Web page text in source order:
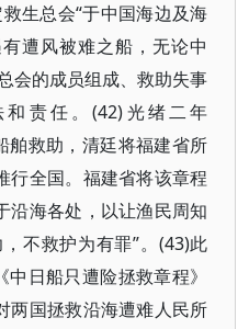
生总会“于中国海边及海
遭风被难之船，无论中
会的成员组成、救助失事
责任。(42)光绪二年
舶救助，清廷将福建省所
行全国。福建省将该章程
沿海各处，以让渔民周知
不救护为有罪”。(43)此
日船只遭险拯救章程》
两国拯救沿海遭难人民所